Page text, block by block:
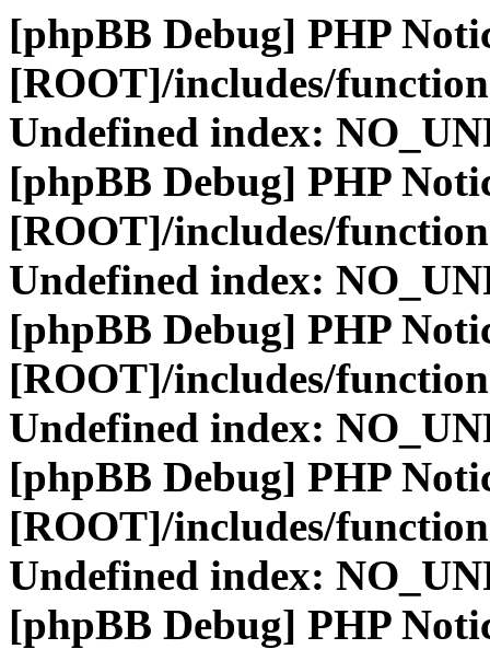
[phpBB Debug] PHP
[ROOT]/includes/
Undefined index:
[phpBB Debug] PHP
[ROOT]/includes/
Undefined index:
[phpBB Debug] PHP
[ROOT]/includes/
Undefined index:
[phpBB Debug] PHP
[ROOT]/includes/
Undefined index:
[phpBB Debug] PHP